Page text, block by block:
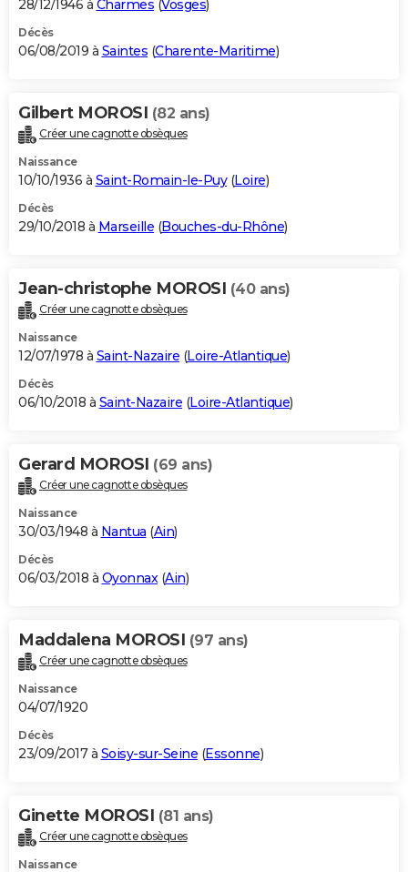
28/12/1946 à Charmes (Vosges)
Décès
06/08/2019 à Saintes (Charente-Maritime)
Gilbert MOROSI (82 ans)
Créer une cagnotte obsèques
Naissance
10/10/1936 à Saint-Romain-le-Puy(Loire)
Décès
29/10/2018 à Marseille (Bouches-du-Rhône)
Jean-christophe MOROSI (40 ans)
Créer une cagnotte obsèques
Naissance
12/07/1978 à Saint-Nazaire (Loire-Atlantique)
Décès
06/10/2018 à Saint-Nazaire (Loire-Atlantique)
Gerard MOROSI (69 ans)
Créer une cagnotte obsèques
Naissance
30/03/1948 à Nantua (Ain)
Décès
06/03/2018 à Oyonnax(Ain)
Maddalena MOROSI (97 ans)
Créer une cagnotte obsèques
Naissance
04/07/1920
Décès
23/09/2017 à Soisy-sur-Seine (Essonne)
Ginette MOROSI (81 ans)
Créer une cagnotte obsèques
Naissance